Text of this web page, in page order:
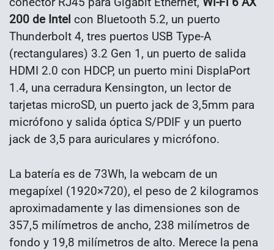
200 de Intel con Bluetooth 5.2, un puerto
Thunderbolt 4, tres puertos USB Type-A
(rectangulares) 3.2 Gen 1, un puerto de salida
HDMI 2.0 con HDCP, un puerto mini DisplaPort
1.4, una cerradura Kensington, un lector de
tarjetas microSD, un puerto jack de 3,5mm para
micrófono y salida óptica S/PDIF y un puerto
jack de 3,5 para auriculares y micrófono.
La batería es de 73Wh, la webcam de un
megapíxel (1920×720), el peso de 2 kilogramos
aproximadamente y las dimensiones son de
357,5 milímetros de ancho, 238 milímetros de
fondo y 19,8 milímetros de alto. Merece la pena